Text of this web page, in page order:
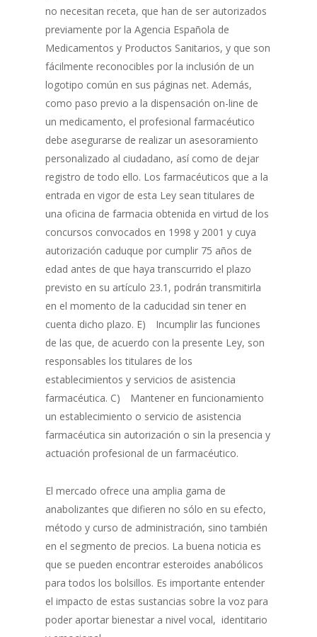
no necesitan receta, que han de ser autorizados
previamente por la Agencia Española de
Medicamentos y Productos Sanitarios, y que son
fácilmente reconocibles por la inclusión de un
logotipo común en sus páginas net. Además,
como paso previo a la dispensación on-line de
un medicamento, el profesional farmacéutico
debe asegurarse de realizar un asesoramiento
personalizado al ciudadano, así como de dejar
registro de todo ello. Los farmacéuticos que a la
entrada en vigor de esta Ley sean titulares de
una oficina de farmacia obtenida en virtud de los
concursos convocados en 1998 y 2001 y cuya
autorización caduque por cumplir 75 años de
edad antes de que haya transcurrido el plazo
previsto en su artículo 23.1, podrán transmitirla
en el momento de la caducidad sin tener en
cuenta dicho plazo. E) Incumplir las funciones
de las que, de acuerdo con la presente Ley, son
responsables los titulares de los
establecimientos y servicios de asistencia
farmacéutica. C) Mantener en funcionamiento
un establecimiento o servicio de asistencia
farmacéutica sin autorización o sin la presencia y
actuación profesional de un farmacéutico.
El mercado ofrece una amplia gama de
anabolizantes que difieren no sólo en su efecto,
método y curso de administración, sino también
en el segmento de precios. La buena noticia es
que se pueden encontrar esteroides anabólicos
para todos los bolsillos. Es importante entender
el impacto de estas sustancias sobre la voz para
poder aportar bienestar a nivel vocal, identitario